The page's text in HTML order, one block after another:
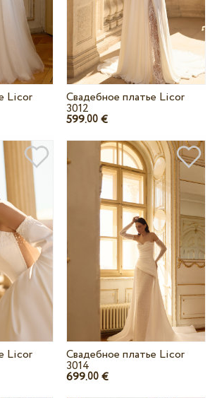
Licor Свадебное платье Licor
3012
599.00 €
Licor Свадебное платье Licor
3014
699.00 €